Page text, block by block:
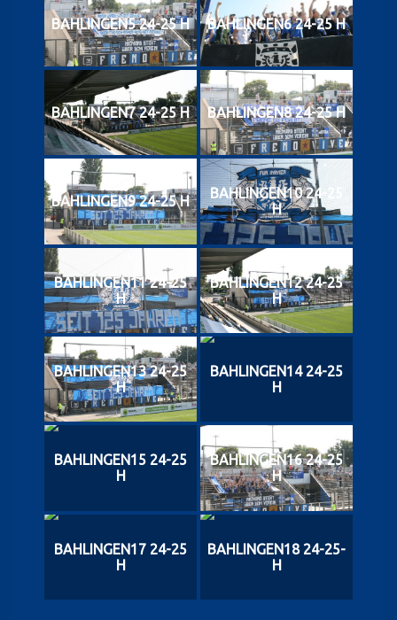
BAHLINGEN5 24-25 H BAHLINGEN6 24-25 H
BAHLINGEN7 24-25 H BAHLINGEN8 24-25 H
BAHLINGEN9 24-25 H
BAHLINGEN10 24-25
H
BAHLINGEN11 24-25
H
BAHLINGEN12 24-25
H
BAHLINGEN13 24-25
H
BAHLINGEN14 24-25
H
BAHLINGEN15 24-25
H
BAHLINGEN16 24-25
H
BAHLINGEN17 24-25
H
BAHLINGEN18 24-25-
H